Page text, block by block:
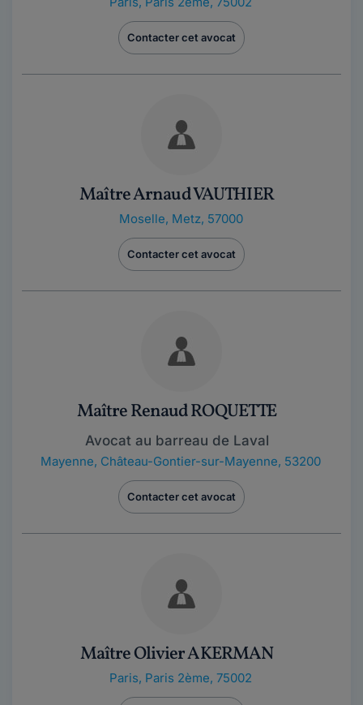
Contacter cet avocat
Maître Arnaud VAUTHIER
Moselle, Metz, 57000
Contacter cet avocat
Maître Renaud ROQUETTE
Avocat au barreau de Laval
Mayenne, Château-Gontier-sur-Mayenne, 53200
Contacter cet avocat
Maître Olivier AKERMAN
Paris, Paris 2ème, 75002